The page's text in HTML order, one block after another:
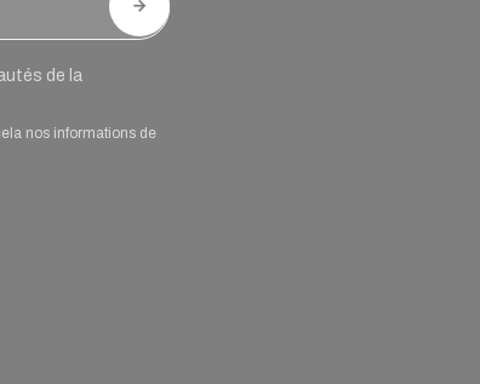
de la
nos informations de